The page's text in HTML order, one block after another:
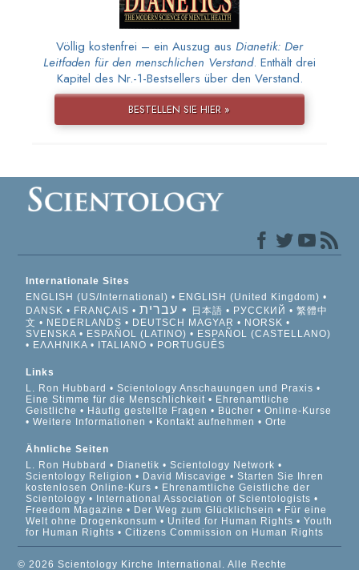
Völlig kostenfrei – ein Auszug aus Dianetik: Der
Leitfaden für den menschlichen Verstand. Enthält drei
Kapitel des Nr.-1-Bestsellers über den Verstand.
BESTELLEN SIE HIER »
Internationale Sites
ENGLISH (US/International)
ENGLISH (United Kingdom)
DANSK
FRANÇAIS עברית 日本語 РУССКИЙ
繁體中
文
NEDERLANDS DEUTSCH MAGYAR
NORSK
SVENSKA
ESPAÑOL (LATINO)
ESPAÑOL (CASTELLANO)
ΕΛΛΗΝΙΚA
ITALIANO PORTUGUÊS
Links
L. Ron Hubbard
Scientology Anschauungen und Praxis
Eine Stimme für die Menschlichkeit
Ehrenamtliche
Geistliche
Häufig gestellte Fragen Bücher
Online-Kurse
Weitere Informationen
Kontakt aufnehmen Orte
Ähnliche Seiten
L. Ron Hubbard
Dianetik
Scientology Network
Scientology Religion
David Miscavige
Starten Sie Ihren
kostenlosen Online-Kurs
Ehrenamtliche Geistliche der
Scientology
International Association of Scientologists
Freedom Magazine
Der Weg zum Glücklichsein
Für eine
Welt ohne Drogenkonsum
United for Human Rights
Youth
for Human Rights
Citizens Commission on Human Rights
© 2026 Scientology Kirche International. Alle Rechte